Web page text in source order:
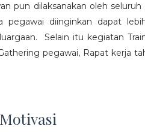
pun dilaksanakan oleh
pegawai diinginkan dapat
Selain itu kegiatan
pegawai, Rapat kerja